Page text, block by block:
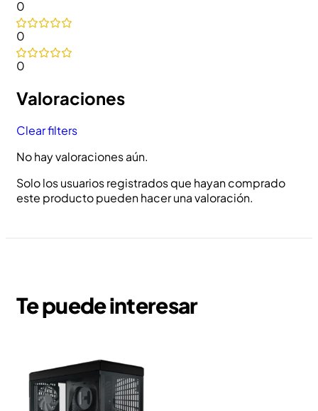
0
0
0
Valoraciones
Clear filters
No hay valoraciones aún.
Solo los usuarios registrados que hayan comprado
este producto pueden hacer una valoración.
Te puede interesar